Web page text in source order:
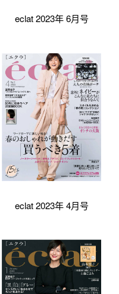
eclat 2023年 6月号
eclat 2023年 4月号